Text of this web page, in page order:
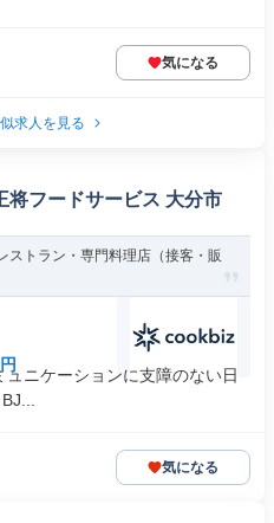
気になる
求人を見る
将フードサービス 大分市
ストラン・専門料理店（接客・販
ニケーションに支障のない日
気になる